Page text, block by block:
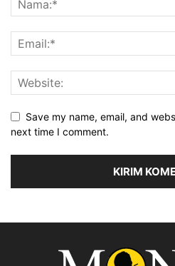
Save my name, email, and
next time I comment.